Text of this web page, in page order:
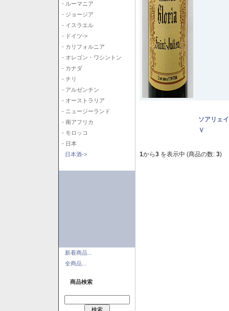
- ルーマニア
- ジョージア
- イスラエル
- ドイツ->
- カリフォルニア
- オレゴン・ワシントン
- カナダ
- チリ
- アルゼンチン
- オーストラリア
- ニュージーランド
- 南アフリカ
- モロッコ
- 日本
日本酒->
新着商品...
全商品...
商品検索
ソアリェ
Ｖ
1から3 を表示中 (商品の数: 3)